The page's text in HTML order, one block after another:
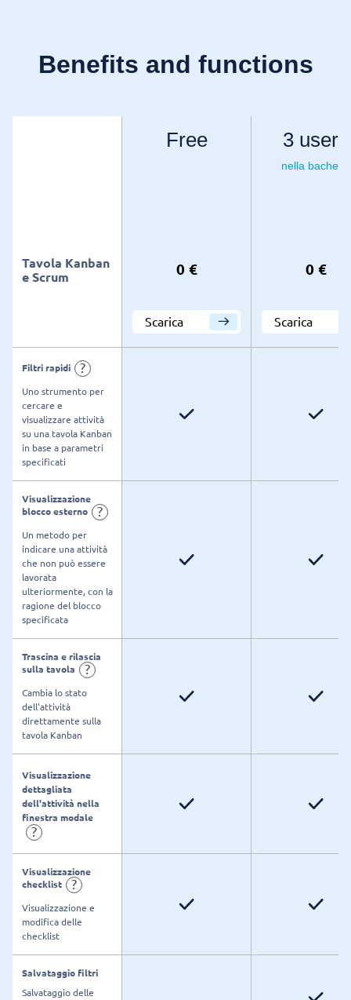
Benefits and functions
Free 3 users
nella bacheca
Tavola Kanban
e Scrum
0 € 0 €
Scarica Scarica
Filtri rapidi ?
Uno strumento per
cercare e
visualizzare attività
su una tavola Kanban
in base a parametri
specificati
Visualizzazione
blocco esterno
?
Un metodo per
indicare una attività
che non può essere
lavorata
ulteriormente, con la
ragione del blocco
specificata
Trascina e rilascia
sulla tavola
?
Cambia lo stato
dell'attività
direttamente sulla
tavola Kanban
Visualizzazione
dettagliata
dell'attività nella
finestra modale
?
Visualizzazione
checklist
?
Visualizzazione e
modifica delle
checklist
Salvataggio filtri
Salvataggio delle